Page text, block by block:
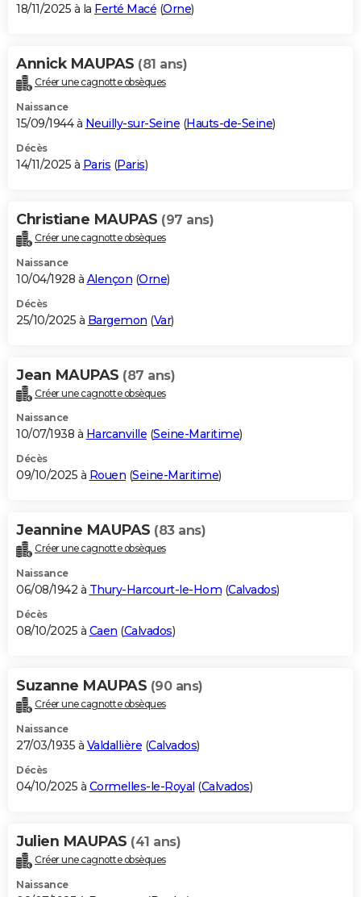
18/11/2025 à la Ferté Macé (Orne)
Annick MAUPAS (81 ans)
Créer une cagnotte obsèques
Naissance
15/09/1944 à Neuilly-sur-Seine (Hauts-de-Seine)
Décès
14/11/2025 à Paris (Paris)
Christiane MAUPAS (97 ans)
Créer une cagnotte obsèques
Naissance
10/04/1928 à Alençon (Orne)
Décès
25/10/2025 à Bargemon (Var)
Jean MAUPAS (87 ans)
Créer une cagnotte obsèques
Naissance
10/07/1938 à Harcanville (Seine-Maritime)
Décès
09/10/2025 à Rouen (Seine-Maritime)
Jeannine MAUPAS (83 ans)
Créer une cagnotte obsèques
Naissance
06/08/1942 à Thury-Harcourt-le-Hom (Calvados)
Décès
08/10/2025 à Caen (Calvados)
Suzanne MAUPAS (90 ans)
Créer une cagnotte obsèques
Naissance
27/03/1935 à Valdallière (Calvados)
Décès
04/10/2025 à Cormelles-le-Royal (Calvados)
Julien MAUPAS (41 ans)
Créer une cagnotte obsèques
Naissance